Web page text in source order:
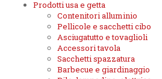
Prodotti usa e getta
Contenitori alluminio
Pellicole e sacchetti cibo
Asciugatutto e tovaglioli
Accessori tavola
Sacchetti spazzatura
Barbecue e giardinaggio